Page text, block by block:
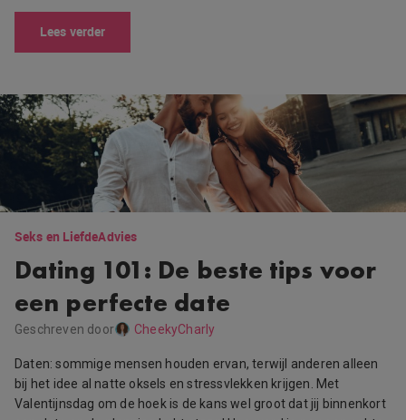
Lees verder
Seks en LiefdeAdvies
Dating 101: De beste tips voor
een perfecte date
Geschreven door CheekyCharly
Daten: sommige mensen houden ervan, terwijl anderen alleen
bij het idee al natte oksels en stressvlekken krijgen. Met
Valentijnsdag om de hoek is de kans wel groot dat jij binnenkort